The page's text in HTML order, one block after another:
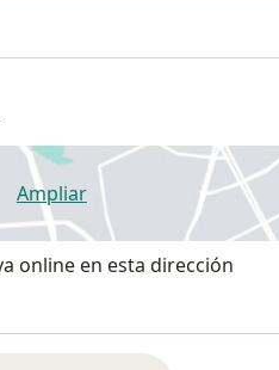
Ampliarse abre en una nueva
online en esta dirección